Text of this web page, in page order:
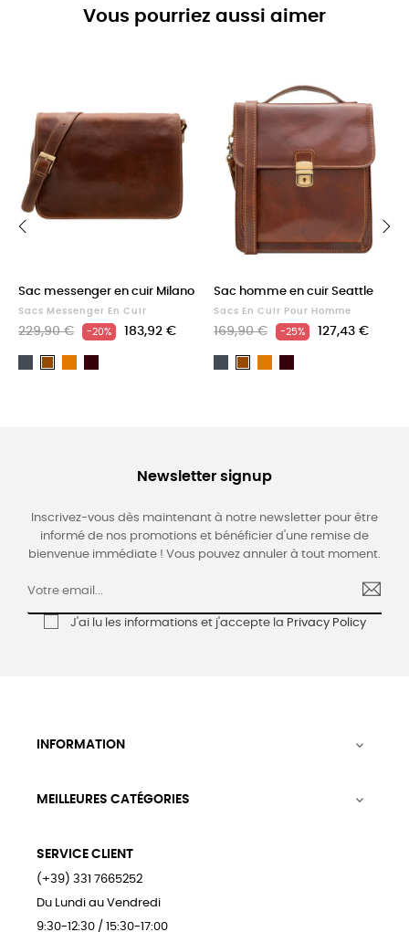
Vous pourriez aussi aimer
Sac messenger en cuir Milano
Sacs Messenger En Cuir
229,90 € -20% 183,92 €
Sac homme en cuir Seattle
Sacs En Cuir Pour Homme
169,90 € -25% 127,43 €
Newsletter signup
Inscrivez-vous dès maintenant à notre newsletter pour être
informé de nos promotions et bénéficier d'une remise de
bienvenue immédiate ! Vous pouvez annuler à tout moment.
J'ai lu les informations et j'accepte la Privacy Policy
INFORMATION 
MEILLEURES CATÉGORIES 
SERVICE CLIENT
(+39) 331 7665252
Du Lundi au Vendredi
9:30-12:30 / 15:30-17:00